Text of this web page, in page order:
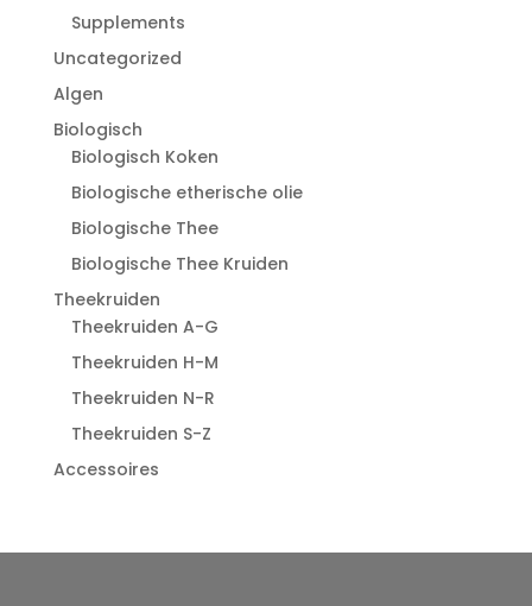
Supplements
Uncategorized
Algen
Biologisch
Biologisch Koken
Biologische etherische olie
Biologische Thee
Biologische Thee Kruiden
Theekruiden
Theekruiden A-G
Theekruiden H-M
Theekruiden N-R
Theekruiden S-Z
Accessoires